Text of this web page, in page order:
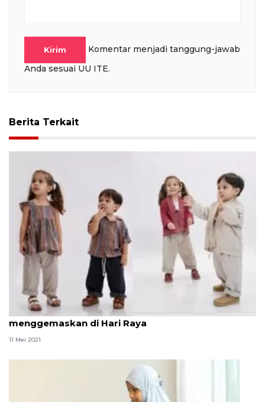
Kirim
Komentar menjadi tanggung-jawab
Anda sesuai UU ITE.
Berita Terkait
Koleksi busana lebaran agar si kecil makin
menggemaskan di Hari Raya
11 Mei 2021